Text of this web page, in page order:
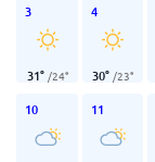
3
31° /24°
4
30° /23°
10 11